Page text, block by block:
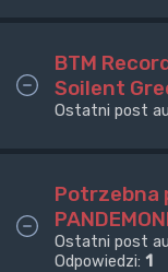
BTM
Soilent
Ostatni post
Potrzebna
Ostatni post
Odpowiedzi: 1